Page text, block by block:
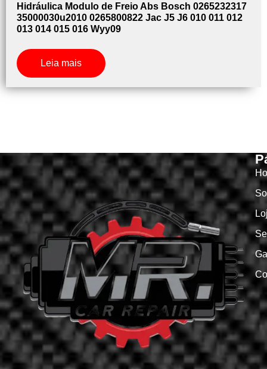
Hidráulica Modulo de Freio Abs Bosch 0265232317
35000030u2010 0265800822 Jac J5 J6 010 011 012
013 014 015 016 Wyy09
Leia mais